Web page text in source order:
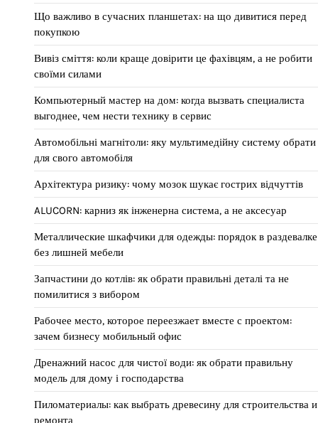
Що важливо в сучасних планшетах: на що дивитися перед
покупкою
Вивіз сміття: коли краще довірити це фахівцям, а не робити
своїми силами
Компьютерный мастер на дом: когда вызвать специалиста
выгоднее, чем нести технику в сервис
Автомобільні магнітоли: яку мультимедійну систему обрати
для свого автомобіля
Архітектура ризику: чому мозок шукає гострих відчуттів
ALUCORN: карниз як інженерна система, а не аксесуар
Металлические шкафчики для одежды: порядок в раздевалке
без лишней мебели
Запчастини до котлів: як обрати правильні деталі та не
помилитися з вибором
Рабочее место, которое переезжает вместе с проектом:
зачем бизнесу мобильный офис
Дренажний насос для чистої води: як обрати правильну
модель для дому і господарства
Пиломатериалы: как выбрать древесину для строительства и
ремонта